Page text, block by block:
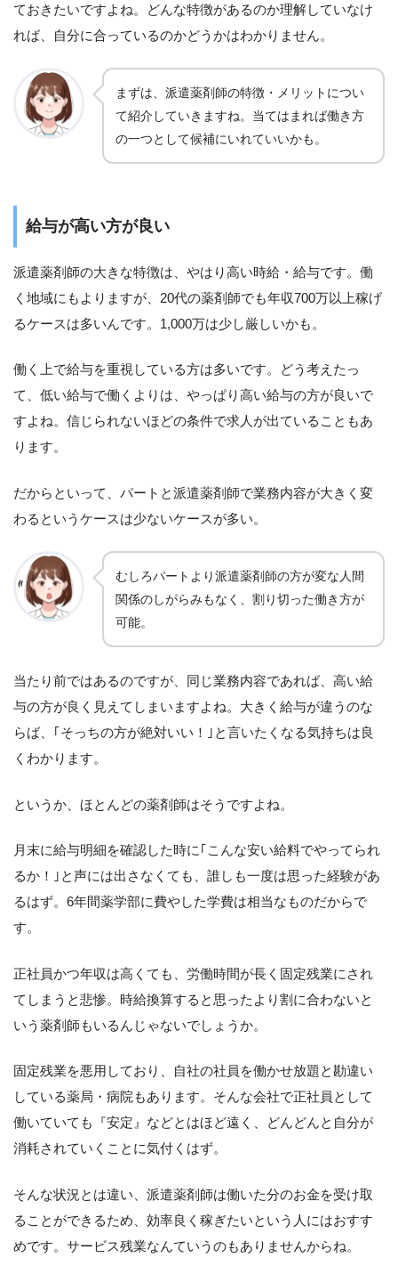
ておきたいですよね。どんな特徴があるのか理解していなけ
れば、自分に合っているのかどうかはわかりません。
まずは、派遣薬剤師の特徴・メリットについ
て紹介していきますね。当てはまれば働き方
の一つとして候補にいれていいかも。
給与が高い方が良い
派遣薬剤師の大きな特徴は、やはり高い時給・給与です。働
く地域にもよりますが、20代の薬剤師でも年収700万以上稼げ
るケースは多いんです。1,000万は少し厳しいかも。
働く上で給与を重視している方は多いです。どう考えたっ
て、低い給与で働くよりは、やっぱり高い給与の方が良いで
すよね。信じられないほどの条件で求人が出ていることもあ
ります。
だからといって、パートと派遣薬剤師で業務内容が大きく変
わるというケースは少ないケースが多い。
むしろパートより派遣薬剤師の方が変な人間
関係のしがらみもなく、割り切った働き方が
可能。
当たり前ではあるのですが、同じ業務内容であれば、高い給
与の方が良く見えてしまいますよね。大きく給与が違うのな
らば、｢そっちの方が絶対いい！｣と言いたくなる気持ちは良
くわかります。
というか、ほとんどの薬剤師はそうですよね。
月末に給与明細を確認した時に｢こんな安い給料でやってられ
るか！｣と声には出さなくても、誰しも一度は思った経験があ
るはず。6年間薬学部に費やした学費は相当なものだからで
す。
正社員かつ年収は高くても、労働時間が長く固定残業にされ
てしまうと悲惨。時給換算すると思ったより割に合わないと
いう薬剤師もいるんじゃないでしょうか。
固定残業を悪用しており、自社の社員を働かせ放題と勘違い
している薬局・病院もあります。そんな会社で正社員として
働いていても『安定』などとはほど遠く、どんどんと自分が
消耗されていくことに気付くはず。
そんな状況とは違い、派遣薬剤師は働いた分のお金を受け取
ることができるため、効率良く稼ぎたいという人にはおすす
めです。サービス残業なんていうのもありませんからね。